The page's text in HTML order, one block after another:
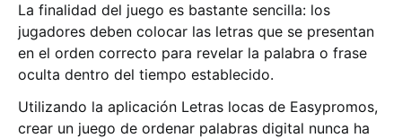
La finalidad del juego es bastante sencilla: los
jugadores deben colocar las letras que se presentan
en el orden correcto para revelar la palabra o frase
oculta dentro del tiempo establecido.
Utilizando la aplicación Letras locas de Easypromos,
crear un juego de ordenar palabras digital nunca ha